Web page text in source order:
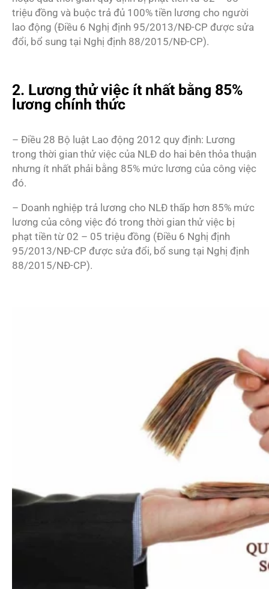
triệu đồng và buộc trả đủ 100% tiền lương cho người
lao động (Điều 6 Nghị định 95/2013/NĐ-CP được sửa
đổi, bổ sung tại Nghị định 88/2015/NĐ-CP).
2. Lương thử việc ít nhất bằng 85%
lương chính thức
– Điều 28 Bộ luật Lao động 2012 quy định: Lương
trong thời gian thử việc của NLĐ do hai bên thỏa thuận
nhưng ít nhất phải bằng 85% mức lương của công việc
đó.
– Doanh nghiệp trả lương cho NLĐ thấp hơn 85% mức
lương của công việc đó trong thời gian thử việc bị
phạt tiền từ 02 – 05 triệu đồng (Điều 6 Nghị định
95/2013/NĐ-CP được sửa đổi, bổ sung tại Nghị định
88/2015/NĐ-CP).